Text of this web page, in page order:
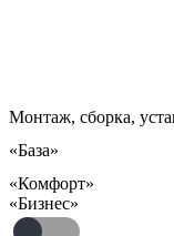
Монтаж, сборка,
«База»
«Комфорт»
«Бизнес»